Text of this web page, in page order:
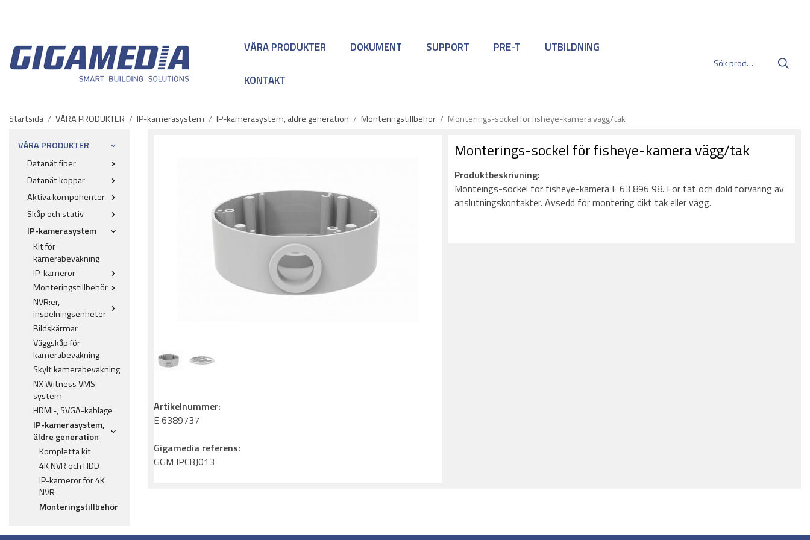
VÅRA PRODUKTER DOKUMENT SUPPORT PRE-T UTBILDNING
KONTAKT
Startsida / VÅRA PRODUKTER / IP-kamerasystem / IP-kamerasystem, äldre generation / Monteringstillbehör / Monterings-sockel för fisheye-kamera vägg/tak
VÅRA PRODUKTER
Datanät fiber
Datanät koppar
Aktiva komponenter
Skåp och stativ
IP-kamerasystem
Kit för
kamerabevakning
IP-kameror
Monteringstillbehör
NVR:er,
inspelningsenheter
Bildskärmar
Väggskåp för
kamerabevakning
Skylt kamerabevakning
NX Witness VMS-
system
HDMI-, SVGA-kablage
IP-kamerasystem,
äldre generation
Kompletta kit
4K NVR och HDD
IP-kameror för 4K
NVR
Monteringstillbehör
Monterings-sockel för fisheye-kamera vägg/tak
Produktbeskrivning:
Monteings-sockel för fisheye-kamera E 63 896 98. För tät och dold förvaring av
anslutningskontakter. Avsedd för montering dikt tak eller vägg.
Artikelnummer:
E 6389737
Gigamedia referens:
GGM IPCBJ013